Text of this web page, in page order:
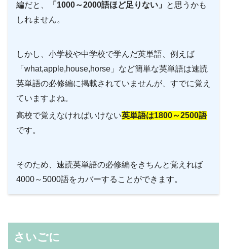
編だと、
「1000～2000語ほど足りない」 と思うかも
しれません。
しかし、小学校や中学校で学んだ英単語、例えば
「what,apple,house,horse」など簡単な英単語は速読
英単語の必修編に掲載されていませんが、 すでに覚え
ていますよね。
高校で覚えなければいけない英単語は1800～2500語
です。
そのため、 速読英単語の必修編をきちんと覚えれば
4000～5000語をカバーすることができます。
さいごに